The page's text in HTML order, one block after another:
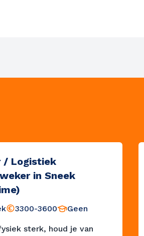
/ Logistiek
in Sneek
3300-3600 Geen
sterk, houd je van